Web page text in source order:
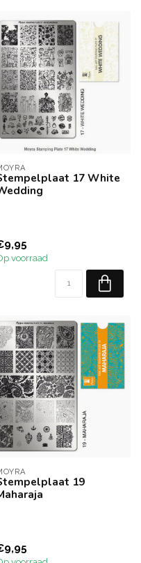
17 White
voorraad
19